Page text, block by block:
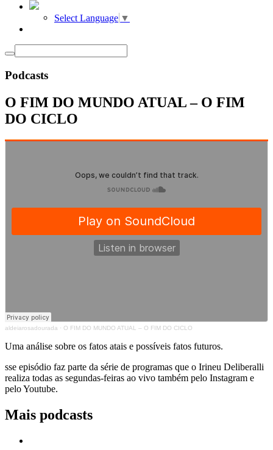
Select Language ▼
Podcasts
O FIM DO MUNDO ATUAL – O FIM
DO CICLO
aldeiarosadourada · O FIM DO MUNDO ATUAL – O FIM DO CICLO
Uma análise sobre os fatos atais e possíveis fatos futuros.
sse episódio faz parte da série de programas que o Irineu Deliberalli
realiza todas as segundas-feiras ao vivo também pelo Instagram e
pelo Youtube.
Mais podcasts